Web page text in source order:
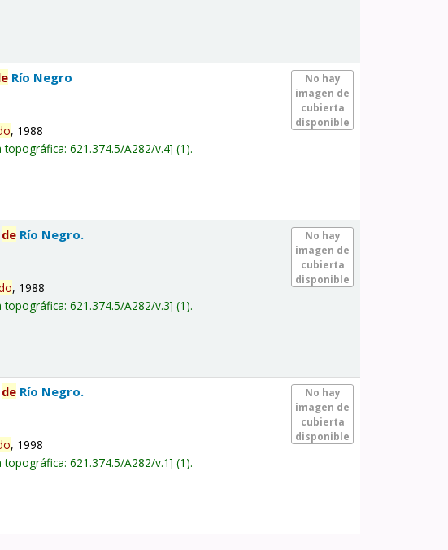
No hay
imagen de
cubierta
disponible
Río Negro
, 1988
topográfica:621.374.5/A282/v.4 (1).
No hay
imagen de
cubierta
disponible
de Río Negro.
, 1988
topográfica:621.374.5/A282/v.3 (1).
No hay
imagen de
cubierta
disponible
de Río Negro.
, 1998
topográfica:621.374.5/A282/v.1 (1).